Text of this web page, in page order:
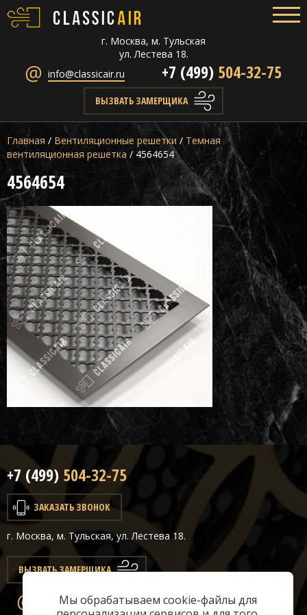
Мы обрабатываем cookie-файлы для
г. Москва, м. Тульская
ул. Лестева 18.
info@classicair.ru
+7 (499) 504-32-75
ВЫЗВАТЬ ЗАМЕРЩИКА
Главная / Вентиляционные решетки/ Темная
вентиляционная решетка / 4564654
4564654
+7 (499) 504-32-75
ЗАКАЗАТЬ ЗВОНОК
г. Москва, м. Тульская, ул. Лестева 18.
ВЫЗВАТЬ ЗАМЕРЩИКА
info@classicair.ru